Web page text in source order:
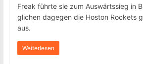
Freak führte sie zum Auswärtssieg in
glichen dagegen die Hoston Rockets
aus.
Weiterlesen